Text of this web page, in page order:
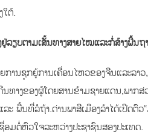
ໃຕ້.
ຽບຕາມເສັ້ນທາງສາຍໄໝແລະກໍ່ສ້າງພື້ນ
ນຊຸກຍູ້ການເຄື່ອນໄຫວຂອງຈີນແລະລາວ,
ທາງຂອງຜູ້ໂດຍສານຂ້າມຊາຍແດນ,ພາກ
ະ ພື້ນທີ່ລໍຖ້າ.ດ່ານພາສີເມືອງລ້າໄດ້ເປີດ
ມຕໍ່ຫົວໃຈລະຫວ່າງປະຊາຊົນສອງປະເທດ.